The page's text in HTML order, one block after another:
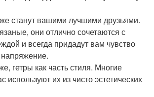
станут вашими лучшими друзьями.
они отлично сочетаются с
и всегда придадут вам чувство
гетры как часть стиля. Многие
используют их из чисто эстетических